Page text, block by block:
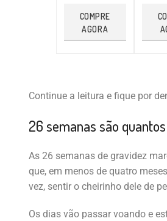
COMPRE
AGORA
Continue a leitura e fique por
26 semanas são
As 26 semanas de gravidez
que, em menos de quatro
vez, sentir o cheirinho dele de
Os dias vão passar voando e